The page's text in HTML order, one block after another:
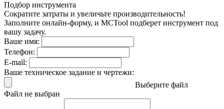
Подбор инструмента
Сократите затраты и увеличьте производительность!
Заполните онлайн-форму, и MCTool подберет инструмент под
вашу задачу.
Ваше имя:
Телефон:
E-mail:
Ваше техническое задание и чертежи:
Выберите файл
Файл не выбран